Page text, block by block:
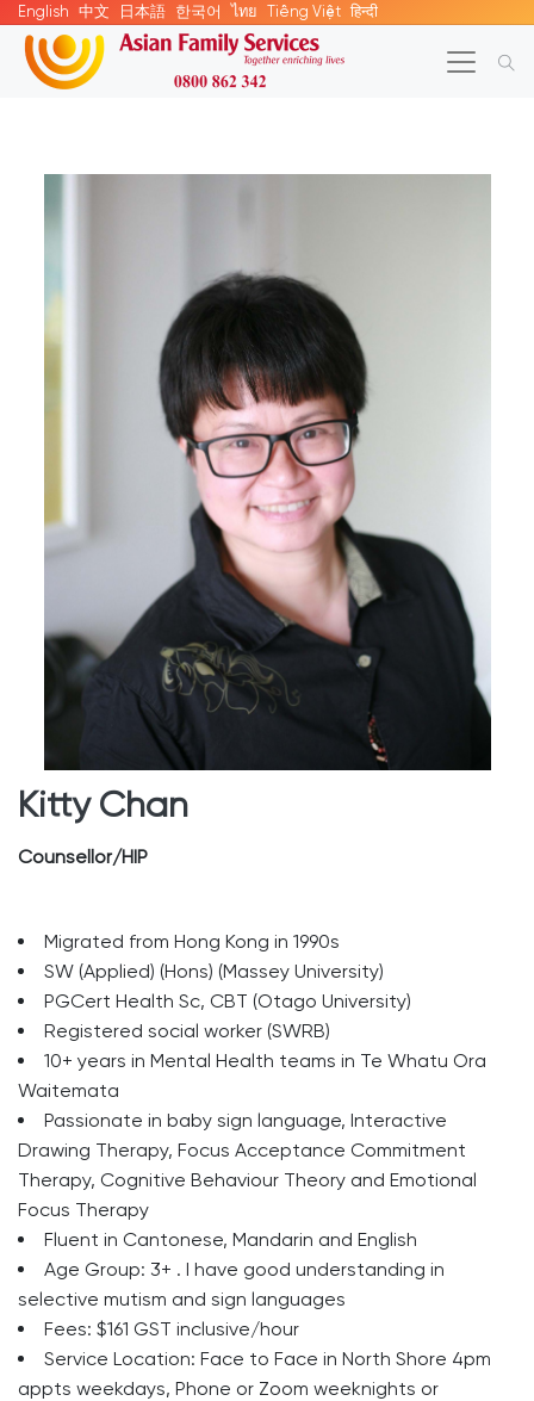
English 中文 日本語 한국어 ไทย Tiếng Việt हिन्दी
Kitty Chan
Counsellor/HIP
Migrated from Hong Kong in 1990s
SW (Applied) (Hons) (Massey University)
PGCert Health Sc, CBT (Otago University)
Registered social worker (SWRB)
10+ years in Mental Health teams in Te Whatu Ora
Waitemata
Passionate in baby sign language, Interactive
Drawing Therapy, Focus Acceptance Commitment
Therapy, Cognitive Behaviour Theory and Emotional
Focus Therapy
Fluent in Cantonese, Mandarin and English
Age Group: 3+ . I have good understanding in
selective mutism and sign languages
Fees: $161 GST inclusive/hour
Service Location: Face to Face in North Shore 4pm
appts weekdays, Phone or Zoom weeknights or